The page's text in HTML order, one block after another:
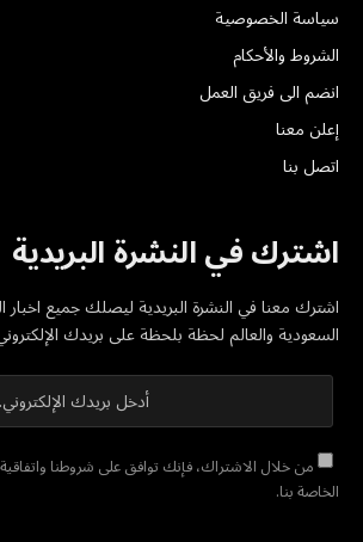
سياسة الخصوصية
الشروط والأحكام
انضم الى فريق العمل
إعلن معنا
اتصل بنا
اشترك في النشرة البريدية
اشترك معنا في النشرة البريدية ليصلك جميع اخبار
السعودية والعالم لحظة بلحظة على بريدك
من خلال الاشتراك، فإنك توافق على شروطنا واتفاقية
الخاصة بنا.